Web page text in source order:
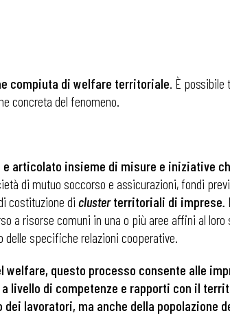
compiuta di welfare territoriale. È possibile
concreta del fenomeno.
e articolato insieme di misure e iniziative
di mutuo soccorso e assicurazioni, fondi
costituzione di clusterterritoriali di imprese.
a risorse comuni in una o più aree affini al
delle specifiche relazioni cooperative.
questo processo consente alle
livello di competenze e rapporti con il
lavoratori, ma anche della popolazione